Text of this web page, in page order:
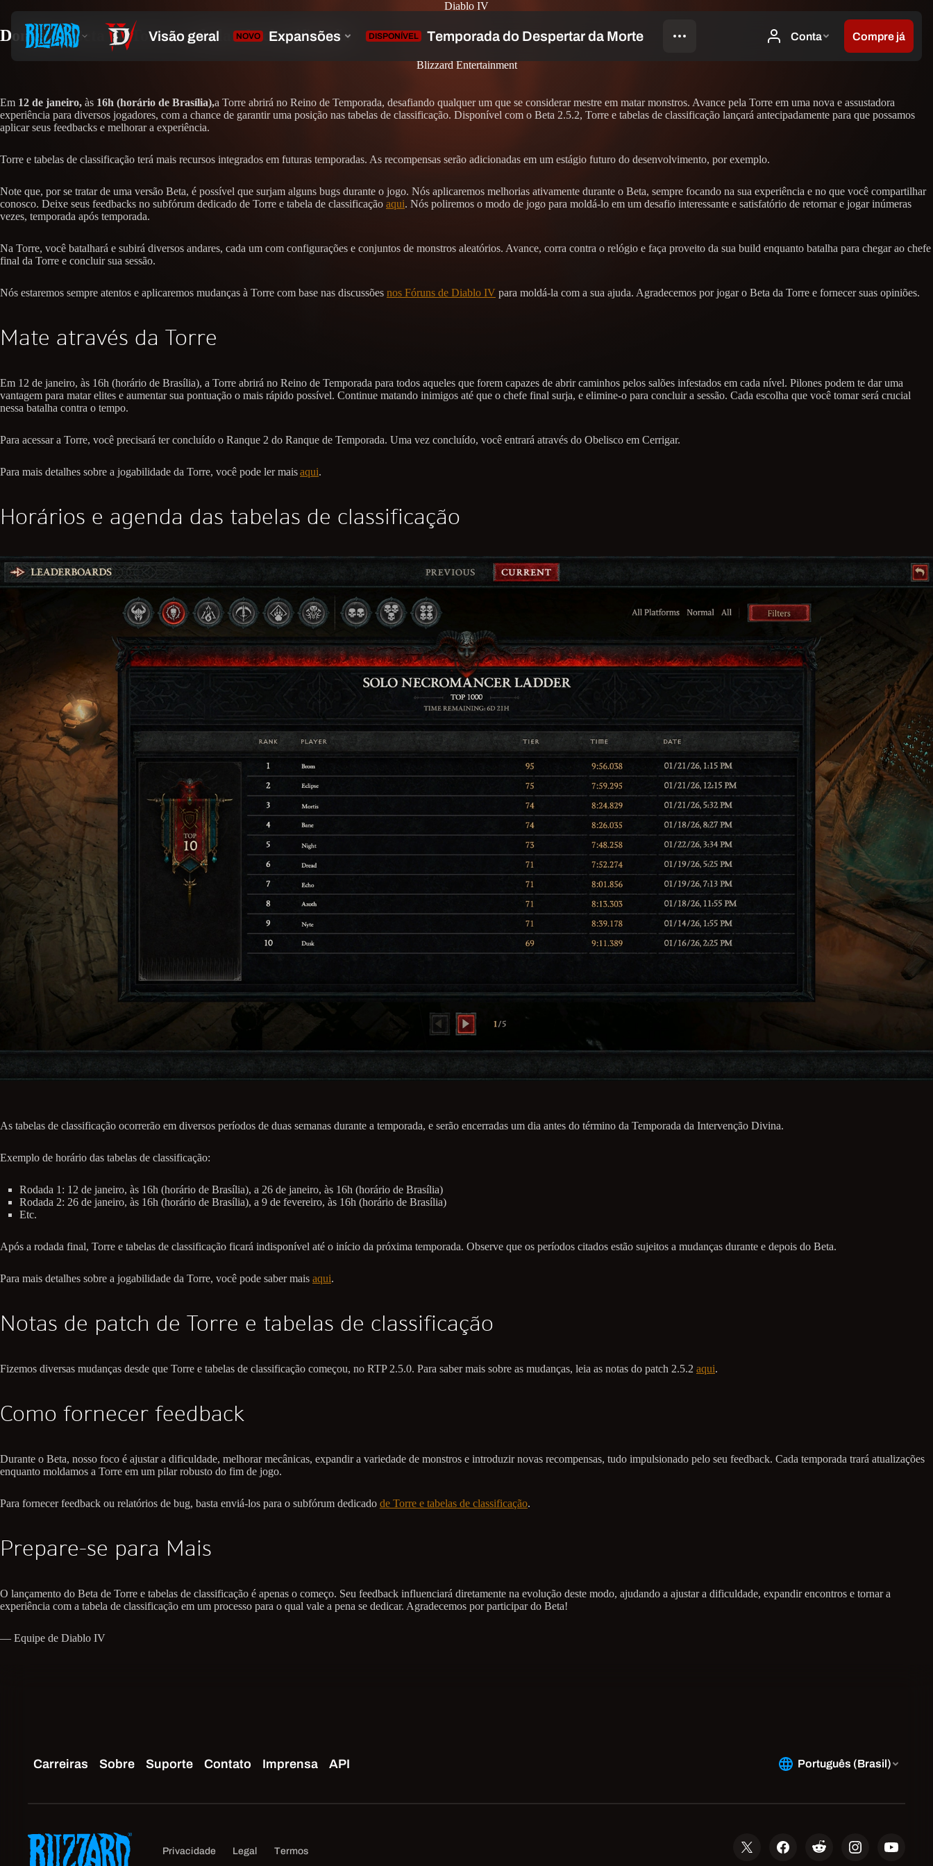
Diablo IV
Domine o Beta da Torre e tabelas de classificação
Blizzard Entertainment
Em 12 de janeiro, às 16h (horário de Brasília),a Torre abrirá no Reino de Temporada, desafiando qualquer um que se considerar mestre em matar monstros. Avance pela Torre em uma nova e assustadora
experiência para diversos jogadores, com a chance de garantir uma posição nas tabelas de classificação. Disponível com o Beta 2.5.2, Torre e tabelas de classificação lançará antecipadamente para que possamos
aplicar seus feedbacks e melhorar a experiência.
Torre e tabelas de classificação terá mais recursos integrados em futuras temporadas. As recompensas serão adicionadas em um estágio futuro do desenvolvimento, por exemplo.
Note que, por se tratar de uma versão Beta, é possível que surjam alguns bugs durante o jogo. Nós aplicaremos melhorias ativamente durante o Beta, sempre focando na sua experiência e no que você compartilhar
conosco. Deixe seus feedbacks no subfórum dedicado de Torre e tabela de classificação aqui. Nós poliremos o modo de jogo para moldá-lo em um desafio interessante e satisfatório de retornar e jogar inúmeras
vezes, temporada após temporada.
Na Torre, você batalhará e subirá diversos andares, cada um com configurações e conjuntos de monstros aleatórios. Avance, corra contra o relógio e faça proveito da sua build enquanto batalha para chegar ao chefe
final da Torre e concluir sua sessão.
Nós estaremos sempre atentos e aplicaremos mudanças à Torre com base nas discussões nos Fóruns de Diablo IV para moldá-la com a sua ajuda. Agradecemos por jogar o Beta da Torre e fornecer suas opiniões.
Mate através da Torre
Em 12 de janeiro, às 16h (horário de Brasília), a Torre abrirá no Reino de Temporada para todos aqueles que forem capazes de abrir caminhos pelos salões infestados em cada nível. Pilones podem te dar uma
vantagem para matar elites e aumentar sua pontuação o mais rápido possível. Continue matando inimigos até que o chefe final surja, e elimine-o para concluir a sessão. Cada escolha que você tomar será crucial
nessa batalha contra o tempo.
Para acessar a Torre, você precisará ter concluído o Ranque 2 do Ranque de Temporada. Uma vez concluído, você entrará através do Obelisco em Cerrigar.
Para mais detalhes sobre a jogabilidade da Torre, você pode ler maisaqui.
Horários e agenda das tabelas de classificação
As tabelas de classificação ocorrerão em diversos períodos de duas semanas durante a temporada, e serão encerradas um dia antes do término da Temporada da Intervenção Divina.
Exemplo de horário das tabelas de classificação:
Rodada 1: 12 de janeiro, às 16h (horário de Brasília), a 26 de janeiro, às 16h (horário de Brasília)
Rodada 2: 26 de janeiro, às 16h (horário de Brasília), a 9 de fevereiro, às 16h (horário de Brasília)
Etc.
Após a rodada final, Torre e tabelas de classificação ficará indisponível até o início da próxima temporada. Observe que os períodos citados estão sujeitos a mudanças durante e depois do Beta.
Para mais detalhes sobre a jogabilidade da Torre, você pode saber mais aqui.
Notas de patch de Torre e tabelas de classificação
Fizemos diversas mudanças desde que Torre e tabelas de classificação começou, no RTP 2.5.0. Para saber mais sobre as mudanças, leia as notas do patch 2.5.2 aqui.
Como fornecer feedback
Durante o Beta, nosso foco é ajustar a dificuldade, melhorar mecânicas, expandir a variedade de monstros e introduzir novas recompensas, tudo impulsionado pelo seu feedback. Cada temporada trará atualizações
enquanto moldamos a Torre em um pilar robusto do fim de jogo.
Para fornecer feedback ou relatórios de bug, basta enviá-los para o subfórum dedicado de Torre e tabelas de classificação.
Prepare-se para Mais
O lançamento do Beta de Torre e tabelas de classificação é apenas o começo. Seu feedback influenciará diretamente na evolução deste modo, ajudando a ajustar a dificuldade, expandir encontros e tornar a
experiência com a tabela de classificação em um processo para o qual vale a pena se dedicar. Agradecemos por participar do Beta!
— Equipe de Diablo IV